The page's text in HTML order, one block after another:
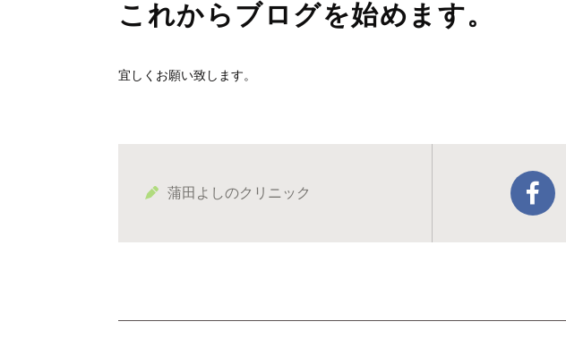
これからブログを始めます。
宜しくお願い致します。
蒲田よしのクリニック